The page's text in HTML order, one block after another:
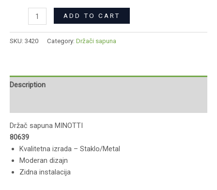
ADD TO CART
SKU: 3420 Category: Držači sapuna
Description
Držač sapuna MINOTTI
80639
Kvalitetna izrada – Staklo/Metal
Moderan dizajn
Zidna instalacija